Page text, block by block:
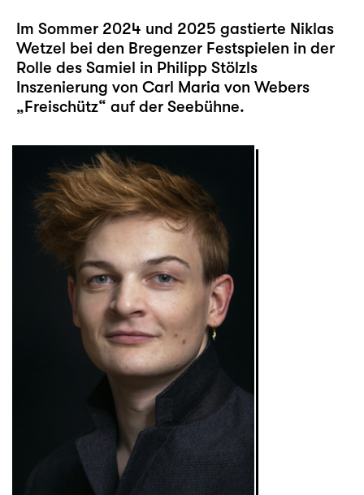
Im Sommer 2024 und 2025 gastierte Niklas
Wetzel bei den Bregenzer Festspielen in der
Rolle des Samiel in Philipp Stölzls
Inszenierung von Carl Maria von Webers
„Freischütz“ auf der Seebühne.